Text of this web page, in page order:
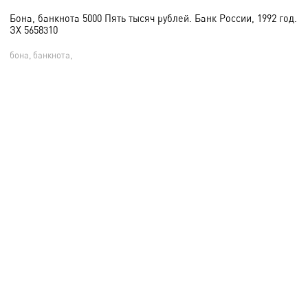
Бона, банкнота 5000 Пять тысяч рублей. Банк России, 1992 год.
ЗХ 5658310
бона, банкнота,